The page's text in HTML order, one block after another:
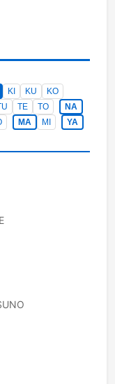
KI KU
KO
TE TO
NA
MA MI
YA